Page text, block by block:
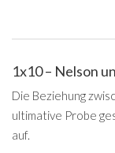
1x10 – Nelson
Die Beziehung
ultimative Probe
auf.